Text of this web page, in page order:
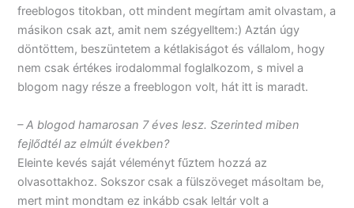
freeblogos titokban, ott mindent megírtam amit olvastam, a
másikon csak azt, amit nem szégyelltem:) Aztán úgy
döntöttem, beszüntetem a kétlakiságot és vállalom, hogy
nem csak értékes irodalommal foglalkozom, s mivel a
blogom nagy része a freeblogon volt, hát itt is maradt.
– A blogod hamarosan 7 éves lesz. Szerinted miben
fejlődtél az elmúlt években?
Eleinte kevés saját véleményt fűztem hozzá az
olvasottakhoz. Sokszor csak a fülszöveget másoltam be,
mert mint mondtam ez inkább csak leltár volt a